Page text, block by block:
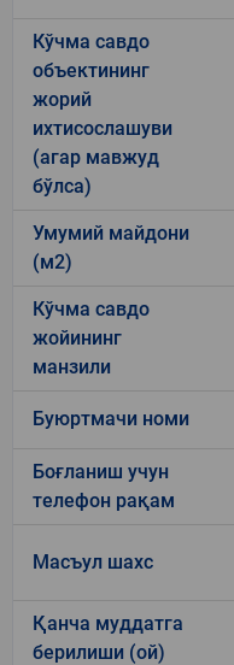
Кўчма савдо
объектининг
жорий
ихтисослашуви
(агар мавжуд
бўлса)
Умумий майдони
(м2)
Кўчма савдо
жойининг
манзили
Буюртмачи номи
Боғланиш учун
телефон рақам
Масъул шахс
Қанча муддатга
берилиши (ой)